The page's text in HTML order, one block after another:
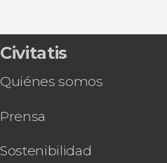
Free tour nocturno por
Pub Crawl ¡Tour de fiesta
Excursión privada a
Tour en bicicleta eléctrica
Snorkel con scooter
Civitatis
Quiénes somos
Prensa
Sostenibilidad